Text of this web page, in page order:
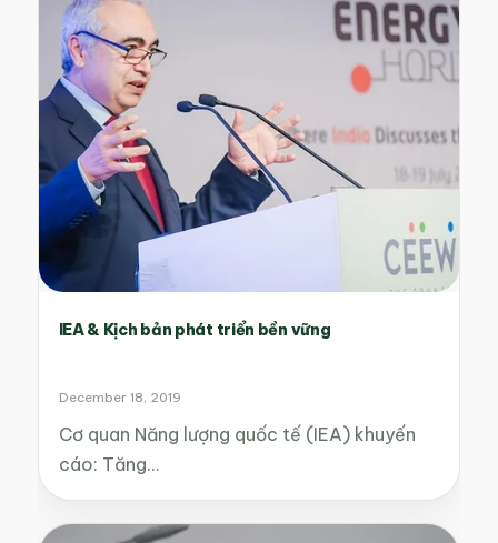
IEA & Kịch bản phát triển bền vững
December 18, 2019
Cơ quan Năng lượng quốc tế (IEA) khuyến
cáo: Tăng…